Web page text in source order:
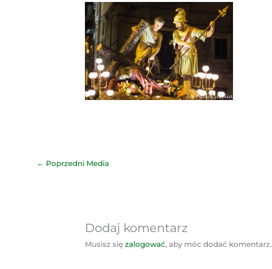
← Poprzedni Media
Dodaj komentarz
Musisz sięzalogować, aby móc dodać komentarz.